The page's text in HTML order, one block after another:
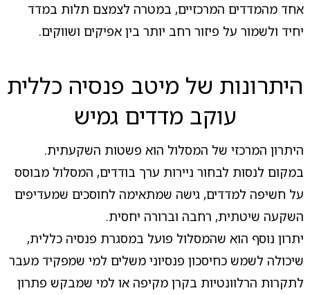
אחד מהמדדים המרכזיים, במטרה לצמצם תלות במדד
יחיד ולשמור על פיזור רחב יותר בין אפיקים ושווקים.
היתרונות של מיטב פנסיה כללית
עוקב מדדים גמיש
היתרון המרכזי של המסלול הוא פשטות השקעתית.
במקום לנסות לבחור ניירות ערך בודדים, המסלול מבוסס
על חשיפה למדדים, גישה שמתאימה לחוסכים שמעדיפים
השקעה שיטתית, רחבה וברורה יחסית.
יתרון נוסף הוא שהמסלול פועל במסגרת פנסיה כללית,
שיכולה לשמש כחיסכון פנסיוני משלים למי שמפקיד מעבר
לתקרות הרלוונטיות בקרן מקיפה או למי שמבקש פתרון